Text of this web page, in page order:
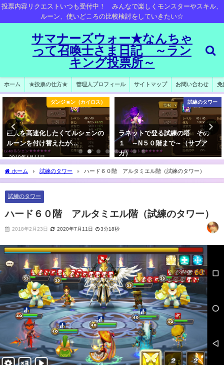
投票内容リクエストいつも受付中！ みんなで楽しくモンスターやスキル、
ルーン、使いどころの比較検討をしていきたい☆
サマナーズウォー★なんちゃ
って召喚士さま日記 ～ラン
キング投票所～
ホーム ★投票の仕方★ 管理人プロフィール サイトマップ お問い合わせ 免
ダンジョン（カイロス）
巨人を高速化したくてルシェンの
ルーンを付け替えたが…
2018年4月11日
試練のタワー
ラネットで登る試練の塔 その
１ ～N５０階まで～（サブア
カ）
ホーム 試練のタワー ハード６０階 アルタミエル階（試練のタワー）
試練のタワー
ハード６０階 アルタミエル階（試練のタワー）
2018年2月23日 2020年7月11日 3分18秒